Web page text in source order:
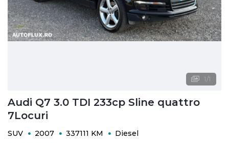
1/1
Audi Q7 3.0 TDI 233cp Sline quattro
7Locuri
SUV 2007 337111 KM Diesel